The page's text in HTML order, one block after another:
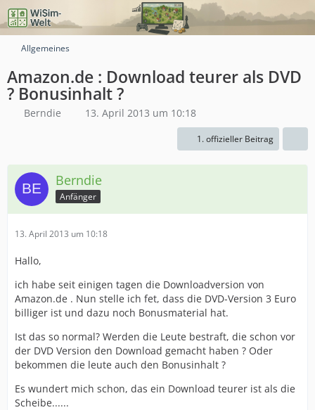
Allgemeines
Amazon.de : Download teurer als DVD
? Bonusinhalt ?
Berndie 13. April 2013 um 10:18
1. offizieller Beitrag
Berndie
Anfänger
13. April 2013 um 10:18
Hallo,
ich habe seit einigen tagen die Downloadversion von
Amazon.de . Nun stelle ich fet, dass die DVD-Version 3 Euro
billiger ist und dazu noch Bonusmaterial hat.
Ist das so normal? Werden die Leute bestraft, die schon vor
der DVD Version den Download gemacht haben ? Oder
bekommen die leute auch den Bonusinhalt ?
Es wundert mich schon, das ein Download teurer ist als die
Scheibe......